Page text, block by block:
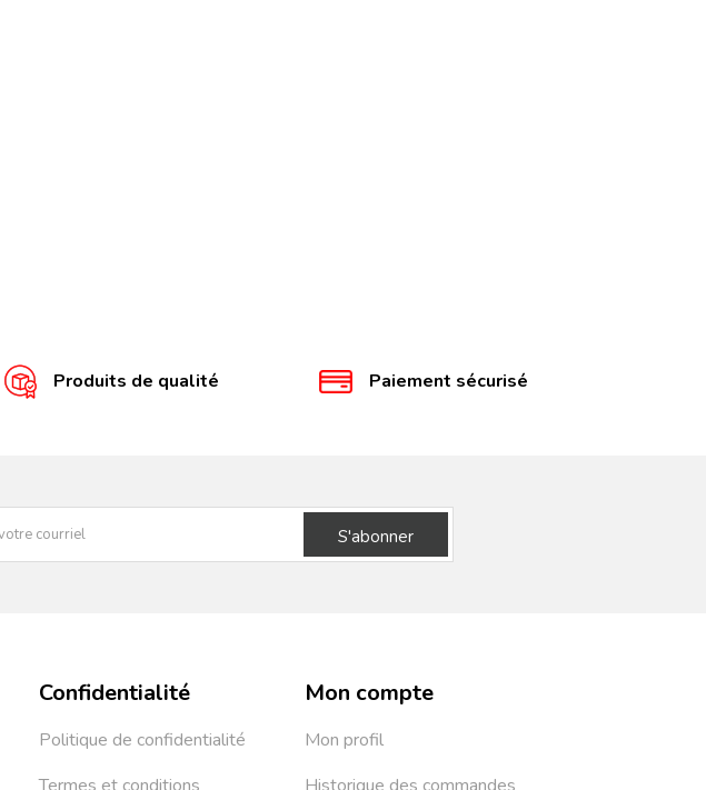
Produits de qualité Paiement sécurisé
S'abonner
Confidentialité
Politique de confidentialité
Mon compte
Mon profil